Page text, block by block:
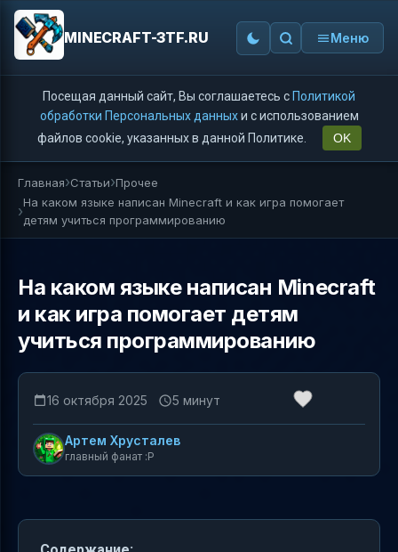
MINECRAFT-3TF.RU Меню
Посещая данный сайт, Вы соглашаетесь с Политикой
обработки Персональных данныхи с использованием
файлов cookie, указанных в данной Политике.
OK
Главная Статьи Прочее
На каком языке написан Minecraft и как игра помогает
детям учиться программированию
На каком языке написан Minecraft
и как игра помогает детям
учиться программированию
16 октября 2025 5 минут
Артем Хрусталев
главный фанат :P